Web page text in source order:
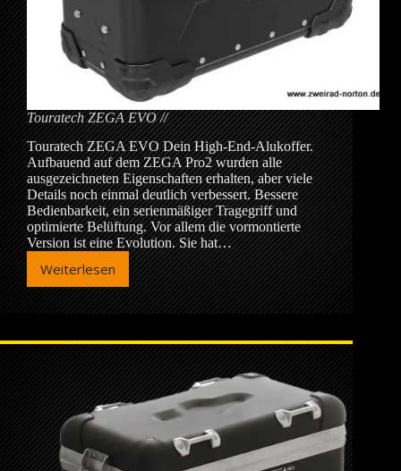
Touratech ZEGA EVO
Touratech ZEGA EVO Dein High-End-Alukoffer.
Aufbauend auf dem ZEGA Pro2 wurden alle
ausgezeichneten Eigenschaften erhalten, aber viele
Details noch einmal deutlich verbessert. Bessere
Bedienbarkeit, ein serienmäßiger Tragegriff und
optimierte Belüftung. Vor allem die vormontierte
Version ist eine Evolution. Sie hat…
Weiterlesen
Touratech
EVO